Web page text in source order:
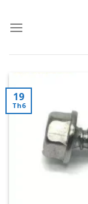
19
Th6